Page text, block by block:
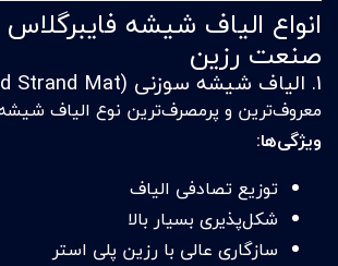
انواع الیاف شیشه فایبرگلاس
صنعت رزین
1. الیاف شیشه سوزنی (Chopped Strand Mat)
معروف‌ترین و پرمصرف‌ترین نوع الیاف شیشه
ویژگی‌ها:
توزیع تصادفی الیاف
شکل‌پذیری بسیار بالا
سازگاری عالی با رزین پلی استر